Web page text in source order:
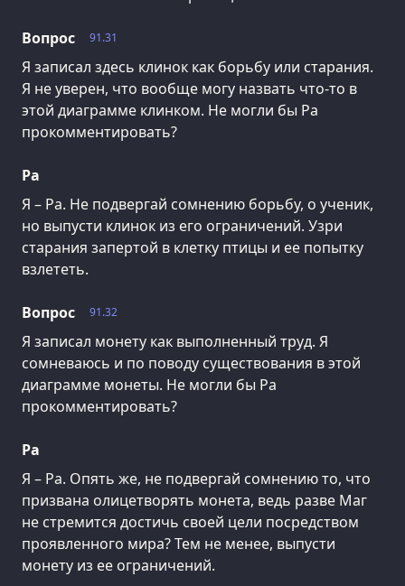
91.31
Вопрос
Я записал здесь клинок как борьбу или старания.
Я не уверен, что вообще могу назвать что-то в
этой диаграмме клинком. Не могли бы Ра
прокомментировать?
Ра
Я – Ра. Не подвергай сомнению борьбу, о ученик,
но выпусти клинок из его ограничений. Узри
старания запертой в клетку птицы и ее попытку
взлететь.
91.32
Вопрос
Я записал монету как выполненный труд. Я
сомневаюсь и по поводу существования в этой
диаграмме монеты. Не могли бы Ра
прокомментировать?
Ра
Я – Ра. Опять же, не подвергай сомнению то, что
призвана олицетворять монета, ведь разве Маг
не стремится достичь своей цели посредством
проявленного мира? Тем не менее, выпусти
монету из ее ограничений.